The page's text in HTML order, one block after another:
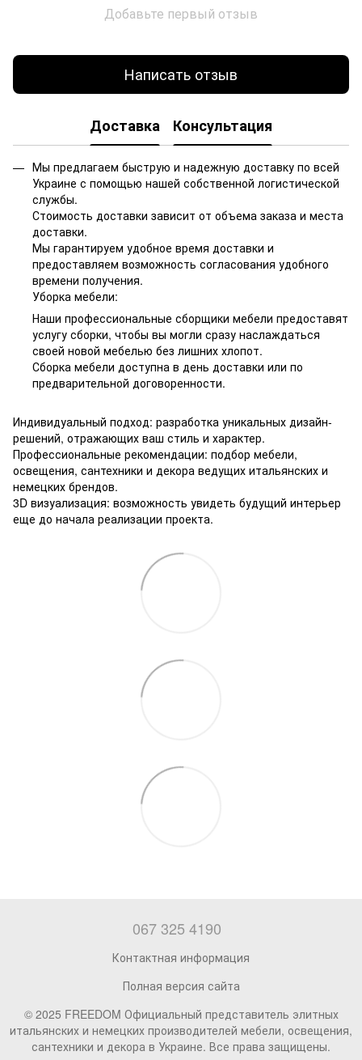
Добавьте первый отзыв
Написать отзыв
Доставка Консультация
Мы предлагаем быструю и надежную доставку по всей
Украине с помощью нашей собственной логистической
службы.
Стоимость доставки зависит от объема заказа и места
доставки.
Мы гарантируем удобное время доставки и
предоставляем возможность согласования удобного
времени получения.
Уборка мебели:
Наши профессиональные сборщики мебели предоставят
услугу сборки, чтобы вы могли сразу наслаждаться
своей новой мебелью без лишних хлопот.
Сборка мебели доступна в день доставки или по
предварительной договоренности.
Индивидуальный подход: разработка уникальных дизайн-
решений, отражающих ваш стиль и характер.
Профессиональные рекомендации: подбор мебели,
освещения, сантехники и декора ведущих итальянских и
немецких брендов.
3D визуализация: возможность увидеть будущий интерьер
еще до начала реализации проекта.
067 325 4190
Контактная информация
Полная версия сайта
© 2025 FREEDOM Официальный представитель элитных
итальянских и немецких производителей мебели, освещения,
сантехники и декора в Украине. Все права защищены.